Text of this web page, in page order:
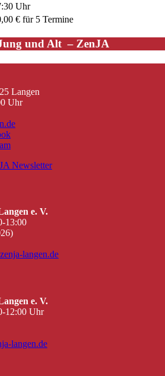
Uhr
€ für 5 Termine
und Alt – ZenJA
Langen
Uhr
Newsletter
e. V.
13:00
langen.de
e. V.
12:00 Uhr
langen.de